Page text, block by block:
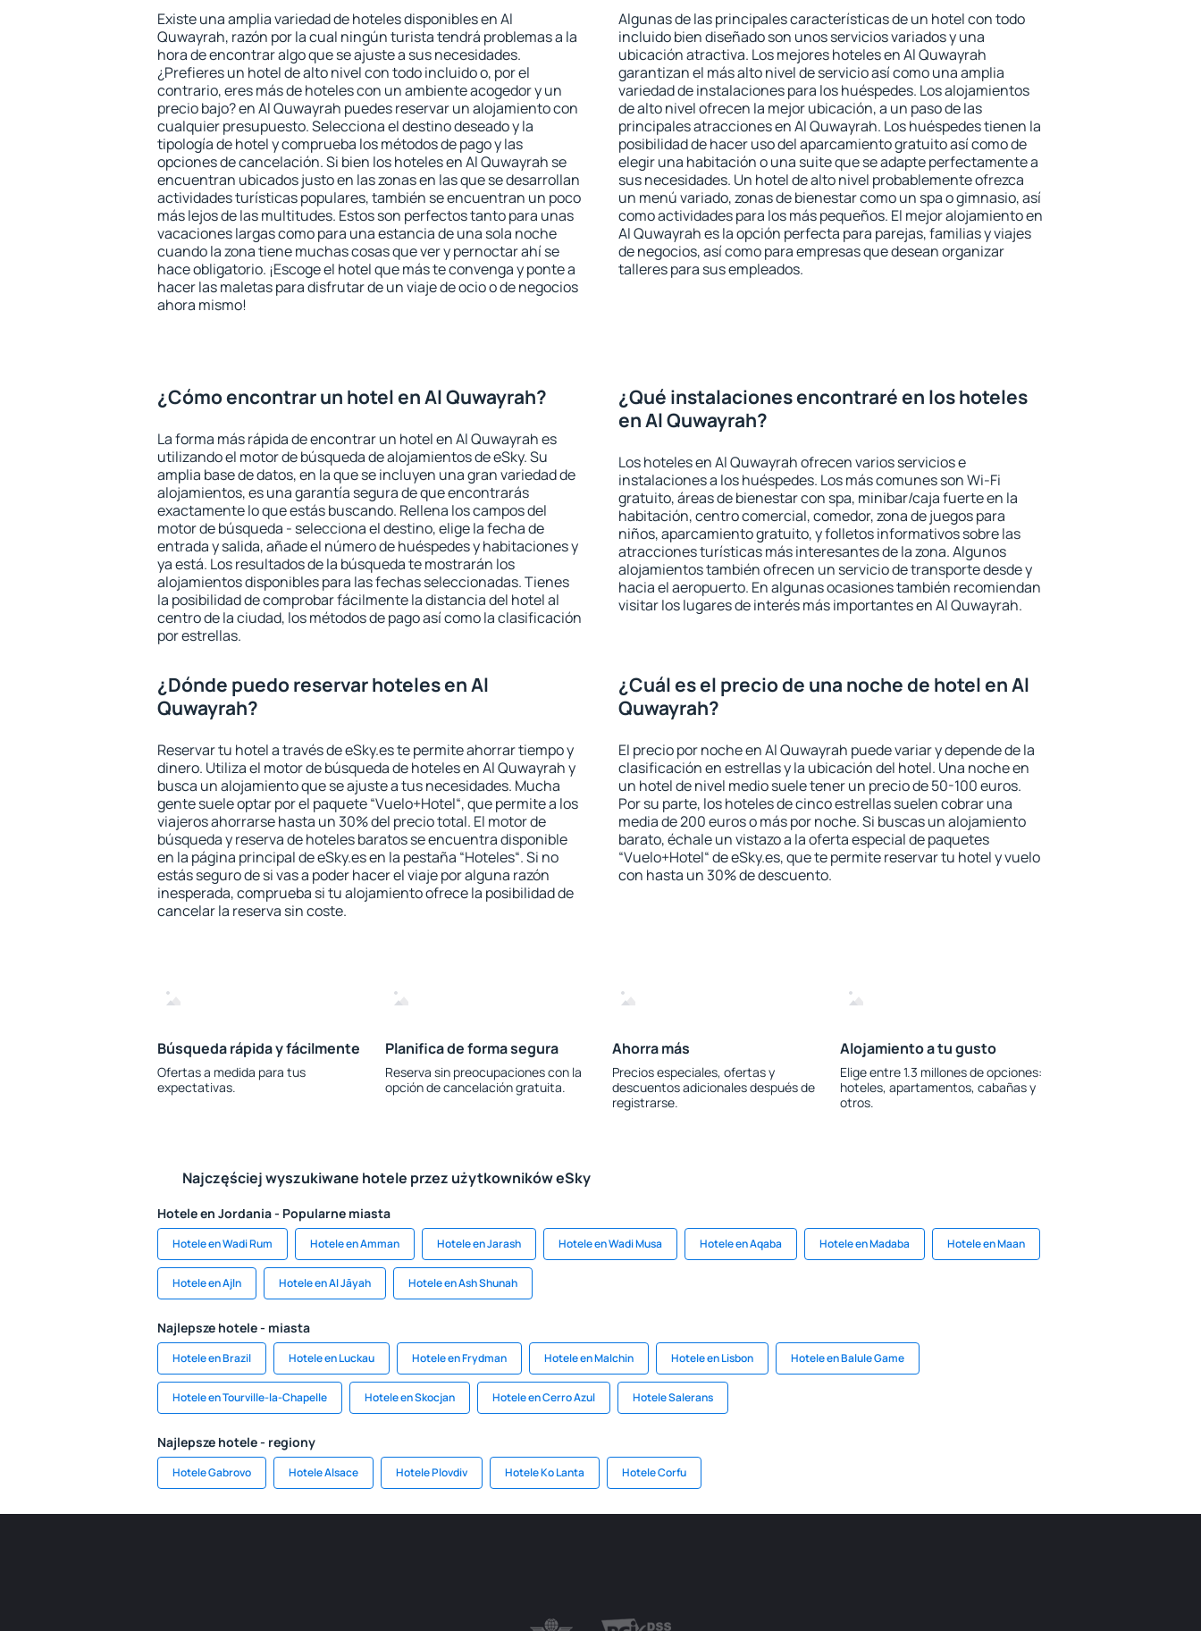
Existe una amplia variedad de hoteles disponibles en Al
Quwayrah, razón por la cual ningún turista tendrá problemas a la
hora de encontrar algo que se ajuste a sus necesidades.
¿Prefieres un hotel de alto nivel con todo incluido o, por el
contrario, eres más de hoteles con un ambiente acogedor y un
precio bajo? en Al Quwayrah puedes reservar un alojamiento con
cualquier presupuesto. Selecciona el destino deseado y la
tipología de hotel y comprueba los métodos de pago y las
opciones de cancelación. Si bien los hoteles en Al Quwayrah se
encuentran ubicados justo en las zonas en las que se desarrollan
actividades turísticas populares, también se encuentran un poco
más lejos de las multitudes. Estos son perfectos tanto para unas
vacaciones largas como para una estancia de una sola noche
cuando la zona tiene muchas cosas que ver y pernoctar ahí se
hace obligatorio. ¡Escoge el hotel que más te convenga y ponte a
hacer las maletas para disfrutar de un viaje de ocio o de negocios
ahora mismo!
Algunas de las principales características de un hotel con todo
incluido bien diseñado son unos servicios variados y una
ubicación atractiva. Los mejores hoteles en Al Quwayrah
garantizan el más alto nivel de servicio así como una amplia
variedad de instalaciones para los huéspedes. Los alojamientos
de alto nivel ofrecen la mejor ubicación, a un paso de las
principales atracciones en Al Quwayrah. Los huéspedes tienen la
posibilidad de hacer uso del aparcamiento gratuito así como de
elegir una habitación o una suite que se adapte perfectamente a
sus necesidades. Un hotel de alto nivel probablemente ofrezca
un menú variado, zonas de bienestar como un spa o gimnasio, así
como actividades para los más pequeños. El mejor alojamiento en
Al Quwayrah es la opción perfecta para parejas, familias y viajes
de negocios, así como para empresas que desean organizar
talleres para sus empleados.
¿Cómo encontrar un hotel en Al Quwayrah?
La forma más rápida de encontrar un hotel en Al Quwayrah es
utilizando el motor de búsqueda de alojamientos de eSky. Su
amplia base de datos, en la que se incluyen una gran variedad de
alojamientos, es una garantía segura de que encontrarás
exactamente lo que estás buscando. Rellena los campos del
motor de búsqueda - selecciona el destino, elige la fecha de
entrada y salida, añade el número de huéspedes y habitaciones y
ya está. Los resultados de la búsqueda te mostrarán los
alojamientos disponibles para las fechas seleccionadas. Tienes
la posibilidad de comprobar fácilmente la distancia del hotel al
centro de la ciudad, los métodos de pago así como la clasificación
por estrellas.
¿Qué instalaciones encontraré en los hoteles
en Al Quwayrah?
Los hoteles en Al Quwayrah ofrecen varios servicios e
instalaciones a los huéspedes. Los más comunes son Wi-Fi
gratuito, áreas de bienestar con spa, minibar/caja fuerte en la
habitación, centro comercial, comedor, zona de juegos para
niños, aparcamiento gratuito, y folletos informativos sobre las
atracciones turísticas más interesantes de la zona. Algunos
alojamientos también ofrecen un servicio de transporte desde y
hacia el aeropuerto. En algunas ocasiones también recomiendan
visitar los lugares de interés más importantes en Al Quwayrah.
¿Dónde puedo reservar hoteles en Al
Quwayrah?
Reservar tu hotel a través de eSky.es te permite ahorrar tiempo y
dinero. Utiliza el motor de búsqueda de hoteles en Al Quwayrah y
busca un alojamiento que se ajuste a tus necesidades. Mucha
gente suele optar por el paquete “Vuelo+Hotel“, que permite a los
viajeros ahorrarse hasta un 30% del precio total. El motor de
búsqueda y reserva de hoteles baratos se encuentra disponible
en la página principal de eSky.es en la pestaña “Hoteles“. Si no
estás seguro de si vas a poder hacer el viaje por alguna razón
inesperada, comprueba si tu alojamiento ofrece la posibilidad de
cancelar la reserva sin coste.
¿Cuál es el precio de una noche de hotel en Al
Quwayrah?
El precio por noche en Al Quwayrah puede variar y depende de la
clasificación en estrellas y la ubicación del hotel. Una noche en
un hotel de nivel medio suele tener un precio de 50-100 euros.
Por su parte, los hoteles de cinco estrellas suelen cobrar una
media de 200 euros o más por noche. Si buscas un alojamiento
barato, échale un vistazo a la oferta especial de paquetes
“Vuelo+Hotel“ de eSky.es, que te permite reservar tu hotel y vuelo
con hasta un 30% de descuento.
Búsqueda rápida y fácilmente
Ofertas a medida para tus
expectativas.
Planifica de forma segura
Reserva sin preocupaciones con la
opción de cancelación gratuita.
Ahorra más
Precios especiales, ofertas y
descuentos adicionales después de
registrarse.
Alojamiento a tu gusto
Elige entre 1.3 millones de opciones:
hoteles, apartamentos, cabañas y
otros.
Najczęściej wyszukiwane hotele przez użytkowników eSky
Hotele en Jordania - Popularne miasta
Hotele en Wadi Rum Hotele en Amman Hotele en Jarash Hotele en Wadi Musa Hotele en Aqaba Hotele en Madaba Hotele en Maan
Hotele en Ajln Hotele en Al Jāyah Hotele en Ash Shunah
Najlepsze hotele - miasta
Hotele en Brazil Hotele en Luckau Hotele en Frydman Hotele en Malchin Hotele en Lisbon Hotele en Balule Game
Hotele en Tourville-la-Chapelle Hotele en Skocjan Hotele en Cerro Azul Hotele Salerans
Najlepsze hotele - regiony
Hotele Gabrovo Hotele Alsace Hotele Plovdiv Hotele Ko Lanta Hotele Corfu